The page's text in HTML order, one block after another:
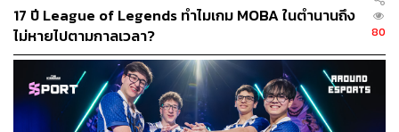
17 ปี League of Legends ทำไมเกม MOBA ในตำนานถึง
ไม่หายไปตามกาลเวลา?
80